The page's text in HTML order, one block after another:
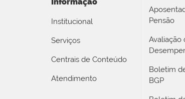
Institucional
Serviços
Centrais de Conteúdo
Atendimento
Pensão
Avaliação
Boletim
BGP